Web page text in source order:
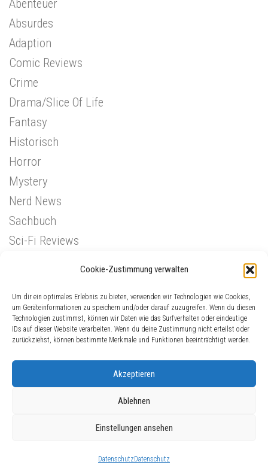
Cookie-Zustimmung verwalten
Um dir ein optimales Erlebnis zu bieten, verwenden wir Technologien wie Cookies,
um Geräteinformationen zu speichern und/oder darauf zuzugreifen. Wenn du diesen
Technologien zustimmst, können wir Daten wie das Surfverhalten oder eindeutige
IDs auf dieser Website verarbeiten. Wenn du deine Zustimmung nicht erteilst oder
zurückziehst, können bestimmte Merkmale und Funktionen beeinträchtigt werden.
Akzeptieren
Ablehnen
Einstellungen ansehen
DatenschutzDatenschutz
Abenteuer
Absurdes
Adaption
Comic Reviews
Crime
Drama/Slice Of Life
Fantasy
Historisch
Horror
Mystery
Nerd News
Sachbuch
Sci-Fi Reviews